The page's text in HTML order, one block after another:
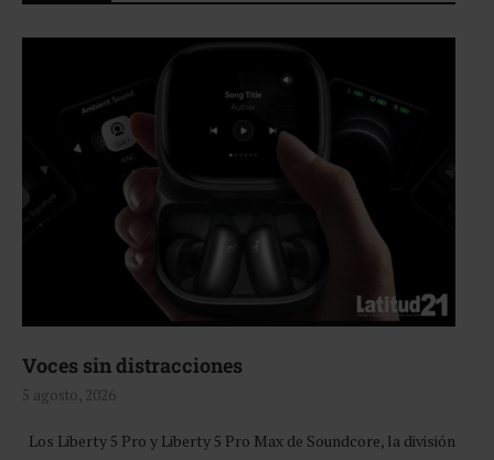
Voces sin distracciones
5 agosto, 2026
Los Liberty 5 Pro y Liberty 5 Pro Max de Soundcore, la división